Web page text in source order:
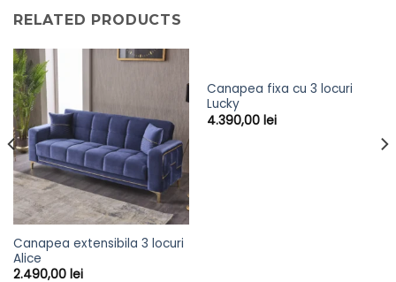
RELATED PRODUCTS
Canapea extensibila 3 locuri
Alice
2.490,00 lei
Canapea fixa cu 3 locuri
Lucky
4.390,00 lei